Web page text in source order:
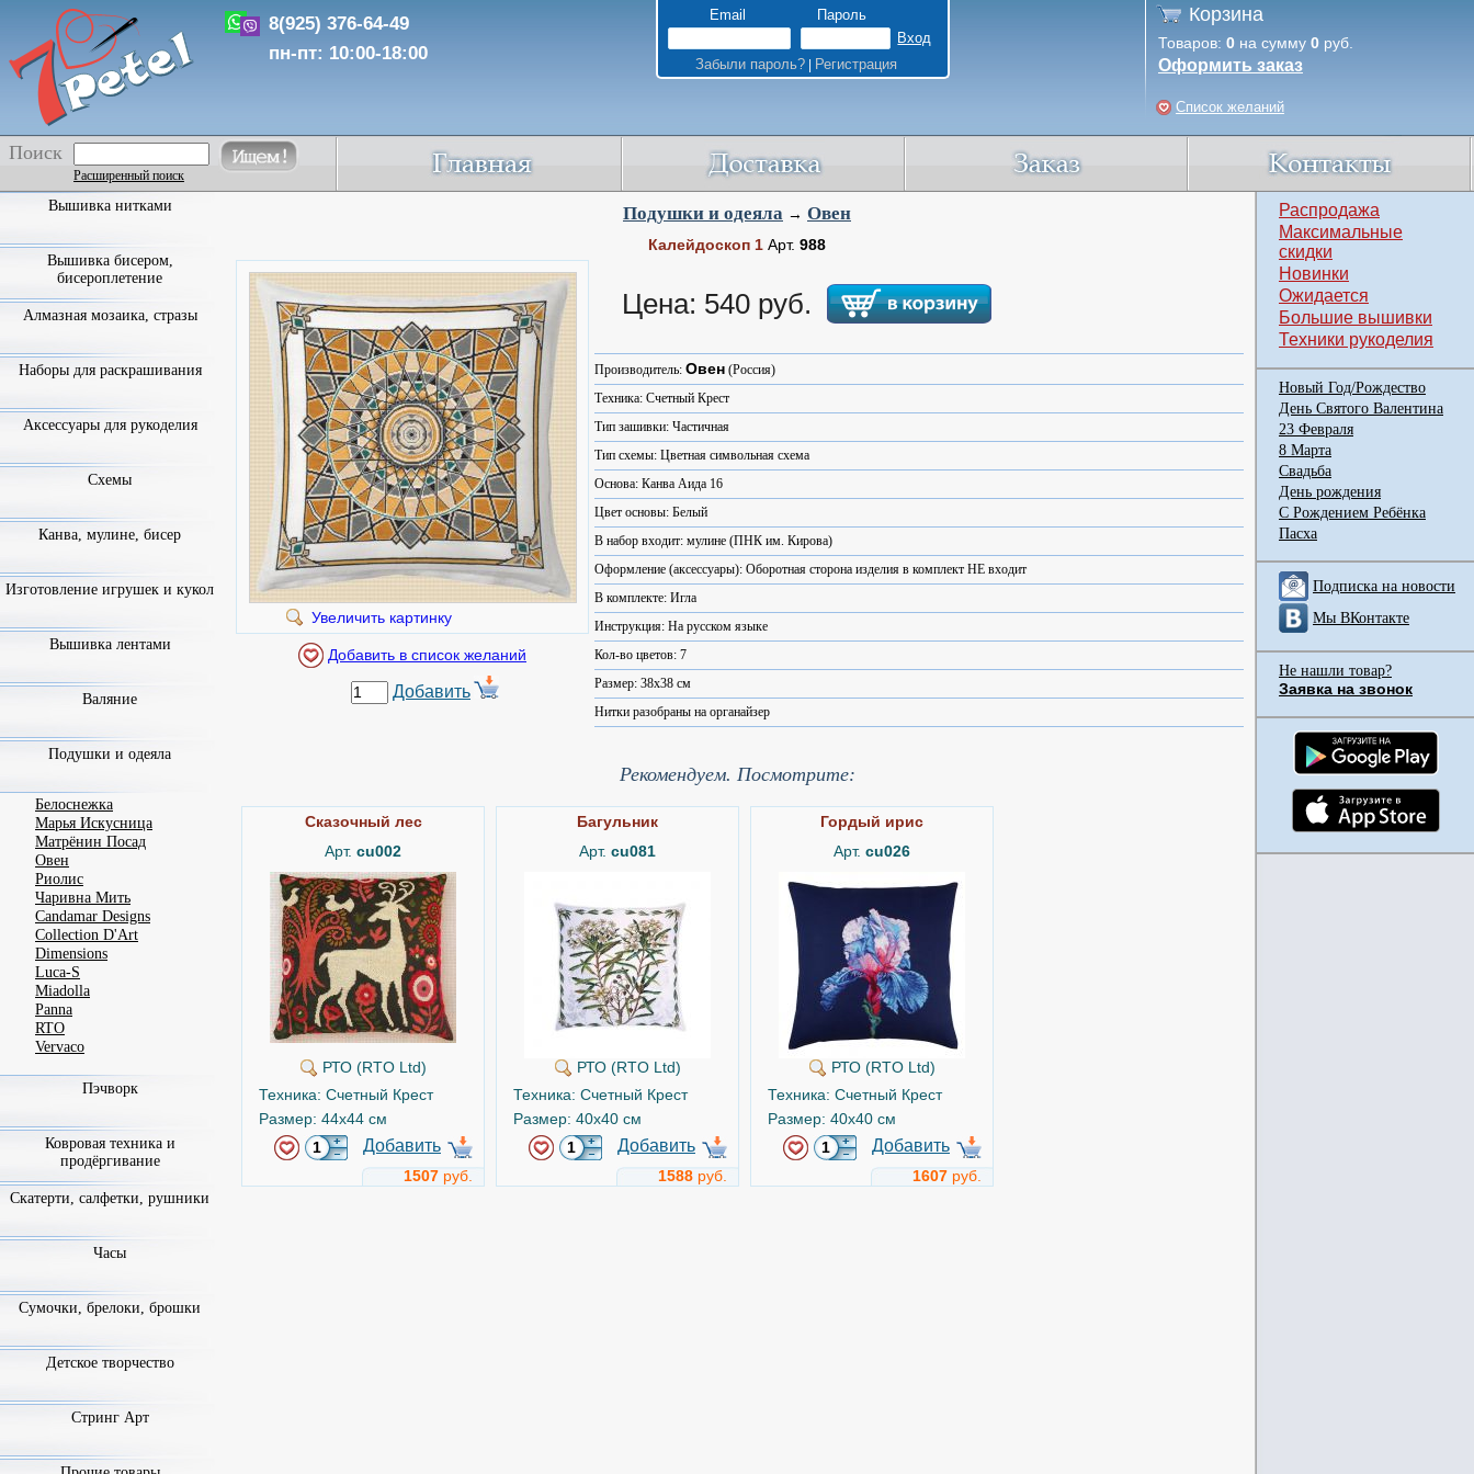
8(925) 376-64-49
пн-пт: 10:00-18:00
Email Пароль
Забыли пароль?| Регистрация
Корзина
Товаров: 0 на сумму 0 руб.
Оформить заказ
Список желаний
Поиск
Расширенный поиск
Подушки и одеяла → Овен
Калейдоскоп 1 Арт. 988
Увеличить картинку
Добавить
Цена: 540 руб.
Производитель: Овен (Россия)
Техника: Счетный Крест
Тип зашивки: Частичная
Тип схемы: Цветная символьная схема
Основа: Канва Аида 16
Цвет основы: Белый
В набор входит: мулине (ПНК им. Кирова)
Оформление (аксессуары): Оборотная сторона изделия в комплект НЕ входит
В комплекте: Игла
Инструкция: На русском языке
Кол-во цветов: 7
Размер: 38x38 см
Нитки разобраны на органайзер
Рекомендуем. Посмотрите:
Сказочный лес
Арт. cu002
РТО (RTO Ltd)
Техника: Счетный Крест
Размер: 44x44 см
Добавить
1507 руб.
Багульник
Арт. cu081
РТО (RTO Ltd)
Техника: Счетный Крест
Размер: 40x40 см
Добавить
1588 руб.
Гордый ирис
Арт. cu026
РТО (RTO Ltd)
Техника: Счетный Крест
Размер: 40x40 см
Добавить
1607 руб.
Вышивка нитками
Вышивка бисером,
бисероплетение
Алмазная мозаика, стразы
Наборы для раскрашивания
Аксессуары для рукоделия
Схемы
Канва, мулине, бисер
Изготовление игрушек и кукол
Вышивка лентами
Валяние
Подушки и одеяла
Белоснежка
Марья Искусница
Матрёнин Посад
Овен
Риолис
Чаривна Мить
Candamar Designs
Collection D'Art
Dimensions
Luca-S
Miadolla
Panna
RTO
Vervaco
Пэчворк
Ковровая техника и
продёргивание
Скатерти, салфетки, рушники
Часы
Сумочки, брелоки, брошки
Детское творчество
Стринг Арт
Распродажа
Максимальные
скидки
Новинки
Ожидается
Большие вышивки
Техники рукоделия
Новый Год/Рождество
День Святого Валентина
23 Февраля
8 Марта
Свадьба
День рождения
С Рождением Ребёнка
Пасха
Подписка на новости
Мы ВКонтакте
Не нашли товар?
Заявка на звонок